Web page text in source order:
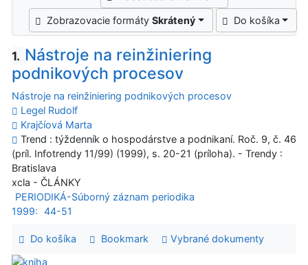
Zobrazovacie formátySkrátený Do košíka
1. Nástroje na reinžiniering
podnikových procesov
Nástroje na reinžiniering podnikových procesov
Legel Rudolf
Krajčíová Marta
Trend : týždenník o hospodárstve a podnikaní. Roč. 9, č. 46
(príl. Infotrendy 11/99) (1999), s. 20-21 (príloha). - Trendy :
Bratislava
xcla - ČLÁNKY
PERIODIKÁ-Súborný záznam periodika
1999: 44-51
Do košíka Bookmark Vybrané dokumenty